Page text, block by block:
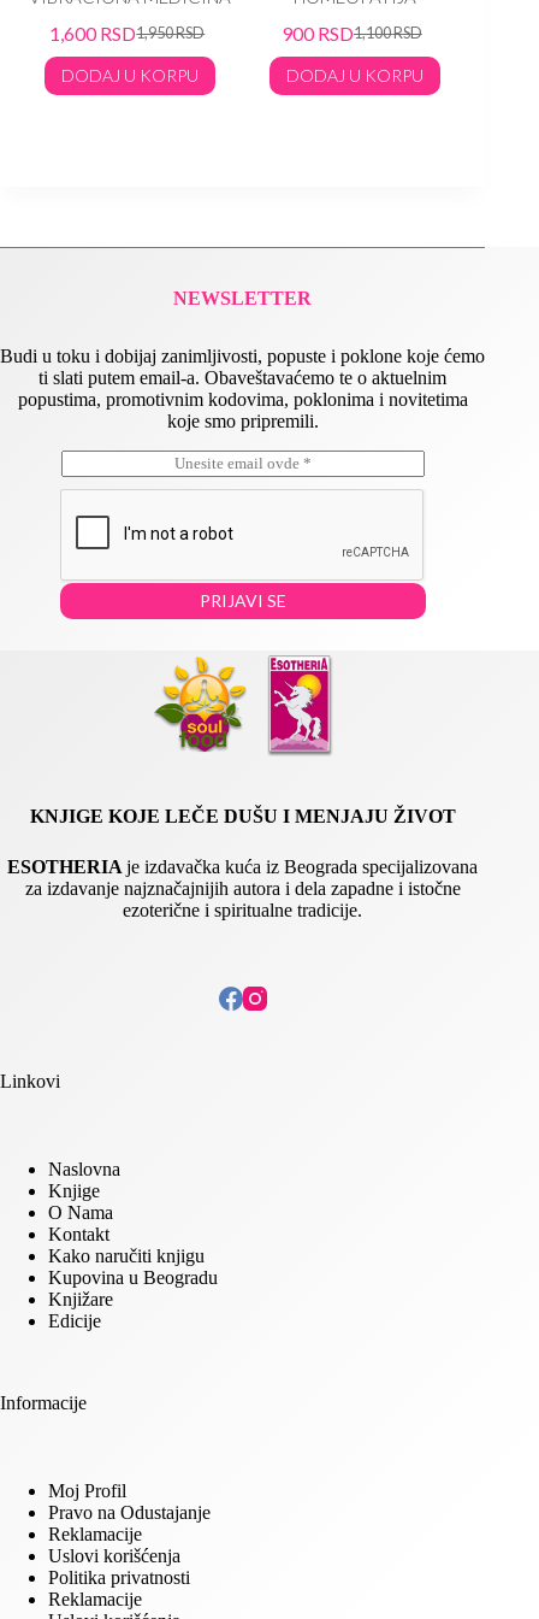
1,950RSD
1,600RSD
DODAJ U KORPU
1,100RSD
900RSD
DODAJ U KORPU
NEWSLETTER
Budi u toku i dobijaj zanimljivosti, popuste i poklone koje ćemo
ti slati putem email-a. Obaveštavaćemo te o aktuelnim
popustima, promotivnim kodovima, poklonima i novitetima
koje smo pripremili.
E
E
a
m
PRIJAVI SE
KNJIGE KOJE LEČE DUŠU I MENJAJU ŽIVOT
ESOTHERIAje izdavačka kuća iz Beograda specijalizovana
za izdavanje najznačajnijih autora i dela zapadne i istočne
ezoterične i spiritualne tradicije.
Linkovi
Naslovna
Knjige
O Nama
Kontakt
Kako naručiti knjigu
Kupovina u Beogradu
Knjižare
Edicije
Informacije
Moj Profil
Pravo na Odustajanje
Reklamacije
Uslovi korišćenja
Politika privatnosti
Reklamacije